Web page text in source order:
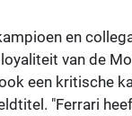
en
van de
een kritische
"Ferrari